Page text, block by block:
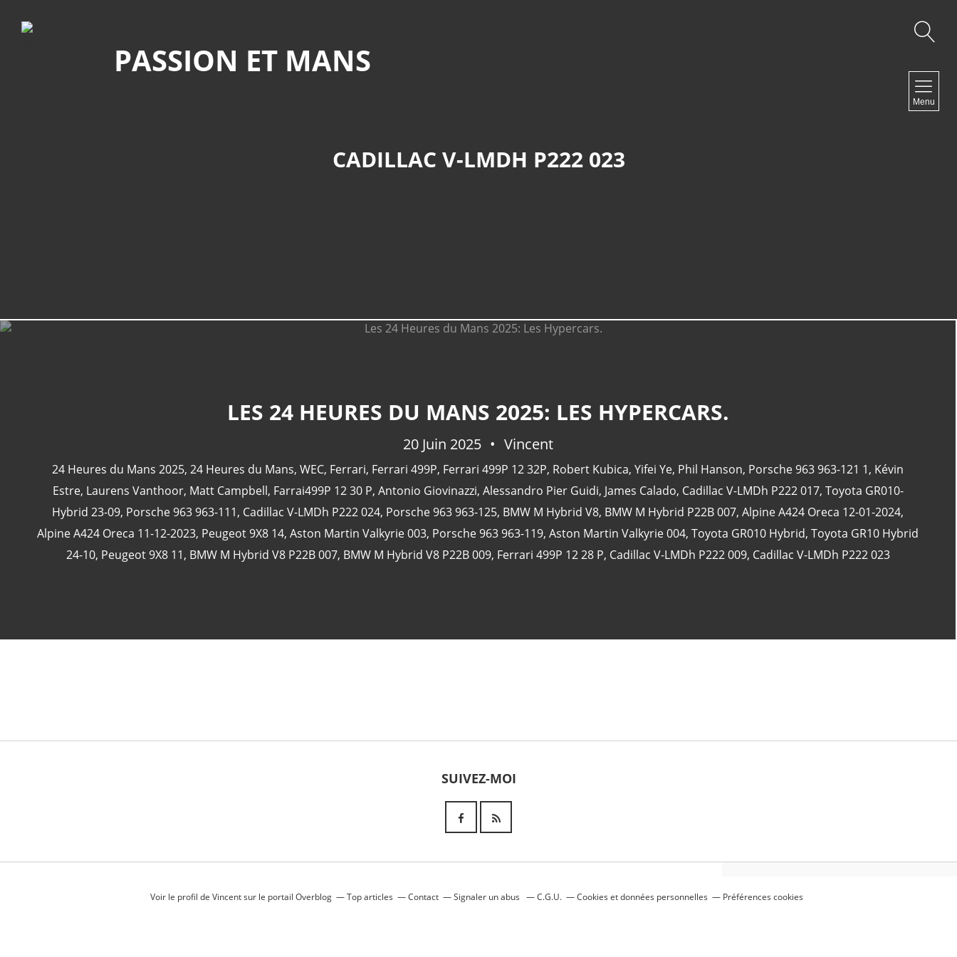
PASSION ET MANS
Menu
CADILLAC V-LMDH P222 023
LES 24 HEURES DU MANS 2025: LES HYPERCARS.
20 Juin 2025 Vincent
24 Heures du Mans 2025, 24 Heures du Mans, WEC, Ferrari, Ferrari 499P, Ferrari 499P 12 32P, Robert Kubica, Yifei Ye, Phil Hanson, Porsche 963 963-121 1, Kévin
Estre, Laurens Vanthoor, Matt Campbell, Farrai499P 12 30 P, Antonio Giovinazzi, Alessandro Pier Guidi, James Calado, Cadillac V-LMDh P222 017, Toyota GR010-
Hybrid 23-09, Porsche 963 963-111, Cadillac V-LMDh P222 024, Porsche 963 963-125, BMW M Hybrid V8, BMW M Hybrid P22B 007, Alpine A424 Oreca 12-01-2024,
Alpine A424 Oreca 11-12-2023, Peugeot 9X8 14, Aston Martin Valkyrie 003, Porsche 963 963-119, Aston Martin Valkyrie 004, Toyota GR010 Hybrid, Toyota GR10 Hybrid
24-10, Peugeot 9X8 11, BMW M Hybrid V8 P22B 007, BMW M Hybrid V8 P22B 009, Ferrari 499P 12 28 P, Cadillac V-LMDh P222 009, Cadillac V-LMDh P222 023
SUIVEZ-MOI
24 Heures Du Mans 1967
Artcar
Voir le profil de Vincentsur le portail Overblog Top articles Contact Signaler un abus C.G.U. Cookies et données personnelles Préférences cookies